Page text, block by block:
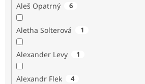
Aleš Opatrný 6
Aletha Solterová 1
Alexander Levy 1
Alexandr Flek 4